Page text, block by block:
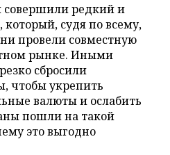
редкий и
судя по всему,
провели совместную
рынке. Иными
сбросили
чтобы укрепить
валюты и ослабить
пошли на такой
это выгодно